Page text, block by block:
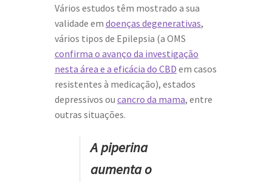
Vários estudos têm mostrado a sua
validade em doenças degenerativas,
vários tipos de Epilepsia (a OMS
confirma o avanço da investigação
nesta área e a eficácia do CBD em casos
resistentes à medicação), estados
depressivos ou cancro da mama, entre
outras situações.
A piperina
aumenta o